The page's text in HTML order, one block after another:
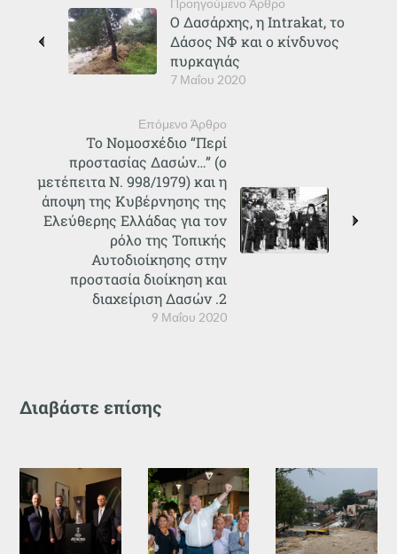
7 Μαΐου 2020
Ο Δασάρχης, η Intrakat, το
Δάσος ΝΦ και ο κίνδυνος
πυρκαγιάς
Επόμενο Άρθρο
9 Μαΐου 2020
Το Νομοσχέδιο “Περί
προστασίας Δασών…” (ο
μετέπειτα Ν. 998/1979) και η
άποψη της Κυβέρνησης της
Ελεύθερης Ελλάδας για τον
ρόλο της Τοπικής
Αυτοδιοίκησης στην
προστασία διοίκηση και
διαχείριση Δασών .2
Διαβάστε επίσης